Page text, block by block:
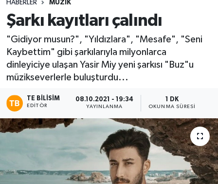
HABERLER MÜZİK
Şarkı kayıtları çalındı
"Gidiyor musun?", "Yıldızlara", "Mesafe", "Seni
Kaybettim" gibi şarkılarıyla milyonlarca
dinleyiciye ulaşan Yasir Miy yeni şarkısı "Buz"u
müzikseverlerle buluşturdu...
TE BILISIM
EDITÖR
08.10.2021 - 19:34
YAYINLANMA
1 DK
OKUNMA SÜRESI
Trafik Durumu
Süper Lig Puan Durumu ve Fikstür
Tüm Manşetler
Son Dakika Haberleri
Haber Arşivi